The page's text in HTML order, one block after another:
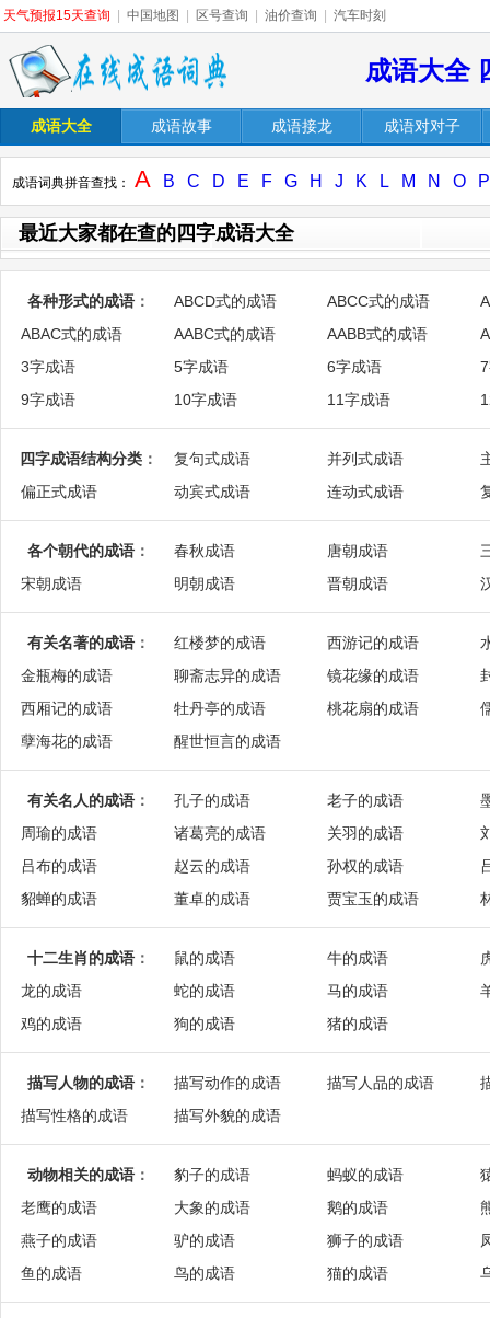
天气预报15天查询 中国地图 区号查询 油价查询 汽车时刻
成语大全
成语大全 成语故事 成语接龙 成语对对子
成语词典拼音查找： A B C D E F G H J K L M N O P
最近大家都在查的四字成语大全
各种形式的成语 ： ABCD式的成语 ABCC式的成语
ABAC式的成语
AABC式的成语 AABB式的成语
3字成语
5字成语 6字成语
9字成语
10字成语 11字成语
四字成语结构分类 ： 复句式成语 并列式成语
偏正式成语
动宾式成语 连动式成语
各个朝代的成语 ： 春秋成语 唐朝成语
宋朝成语
明朝成语 晋朝成语
有关名著的成语 ： 红楼梦的成语 西游记的成语
金瓶梅的成语
聊斋志异的成语 镜花缘的成语
西厢记的成语
牡丹亭的成语 桃花扇的成语
孽海花的成语
醒世恒言的成语
有关名人的成语 ： 孔子的成语 老子的成语
周瑜的成语
诸葛亮的成语 关羽的成语
吕布的成语
赵云的成语 孙权的成语
貂蝉的成语
董卓的成语 贾宝玉的成语
十二生肖的成语 ： 鼠的成语 牛的成语
龙的成语
蛇的成语 马的成语
鸡的成语
狗的成语 猪的成语
描写人物的成语 ： 描写动作的成语 描写人品的成语
描写性格的成语
描写外貌的成语
动物相关的成语 ： 豹子的成语 蚂蚁的成语
老鹰的成语
大象的成语 鹅的成语
燕子的成语
驴的成语 狮子的成语
鱼的成语
鸟的成语 猫的成语